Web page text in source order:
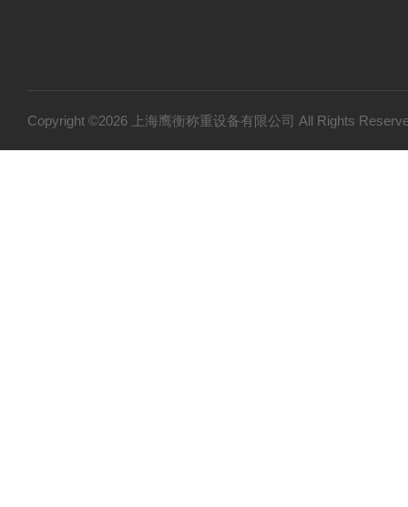
Copyright ©2026 上海鹰衡称重设备有限公司 All Rights